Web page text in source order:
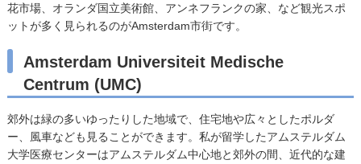
花市場、オランダ国立美術館、アンネフランクの家、など観光スポ
ットが多く見られるのがAmsterdam市街です。
Amsterdam Universiteit Medische
Centrum (UMC)
郊外は緑の多いゆったりした地域で、住宅地や広々としたポルダ
ー、風車なども見ることができます。私が留学したアムステルダム
大学医療センターはアムステルダム中心地と郊外の間、近代的な建